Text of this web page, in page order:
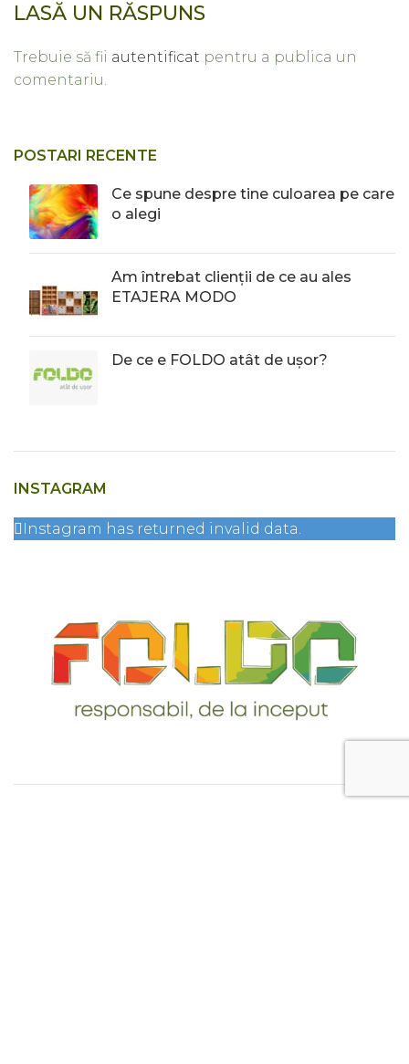
LASĂ UN RĂSPUNS
Trebuie să fii autentificat pentru a publica un
comentariu.
POSTARI RECENTE
Ce spune despre tine culoarea pe care
o alegi
Am întrebat clienții de ce au ales
ETAJERA MODO
De ce e FOLDO atât de ușor?
INSTAGRAM
Instagram has returned invalid data.